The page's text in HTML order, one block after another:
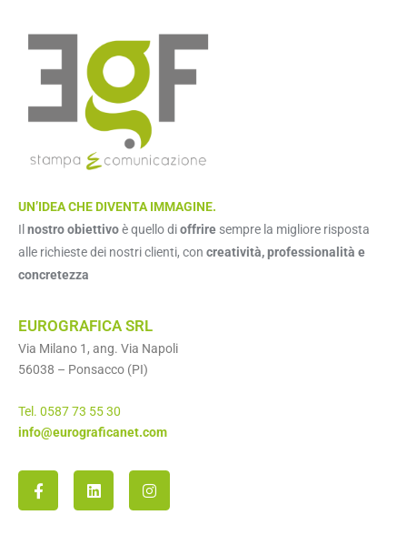
UN’IDEA CHE DIVENTA IMMAGINE.
Il nostro obiettivoè quello dioffrire sempre la migliore risposta
alle richieste dei nostri clienti, con creatività, professionalità e
concretezza
EUROGRAFICA SRL
Via Milano 1, ang. Via Napoli
56038 – Ponsacco (PI)
Tel. 0587 73 55 30
info@eurograficanet.com